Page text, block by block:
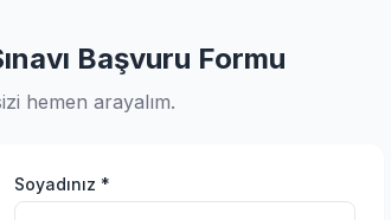
Başvuru Formu
hemen arayalım.
Soyadınız *